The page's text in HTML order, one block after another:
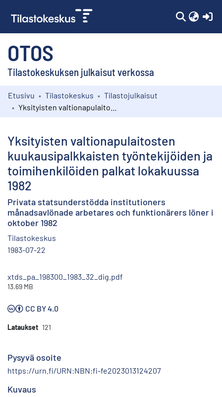
OTOS
Tilastokeskuksen julkaisut verkossa
Kokoelmat
Etusivu Tilastokeskus
Tilastojulkaisut
Yksityisten valtionapulaitosten
kuukausipalkkaisten työntekijöiden ja
toimihenkilöiden palkat lokakuussa
1982
Privata statsunderstödda institutioners
månadsavlönade arbetares och funktionärers löner i
oktober 1982
Tilastokeskus
1983-07-22
xtds_pa_198300_1983_32_dig.pdf
13.69 MB
CC BY 4.0
Lataukset 121
Pysyvä osoite
https://urn.fi/URN:NBN:fi-fe2023013124207
Kuvaus